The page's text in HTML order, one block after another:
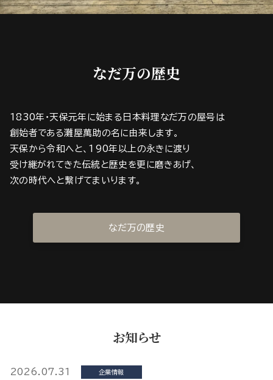
なだ万の歴史
1830年・天保元年に始まる日本料理なだ万の屋号は
創始者である灘屋萬助の名に由来します。
天保から令和へと、190年以上の永きに渡り
受け継がれてきた伝統と歴史を更に磨きあげ、
次の時代へと繋げてまいります。
なだ万の歴史
お知らせ
2026.07.31 企業情報